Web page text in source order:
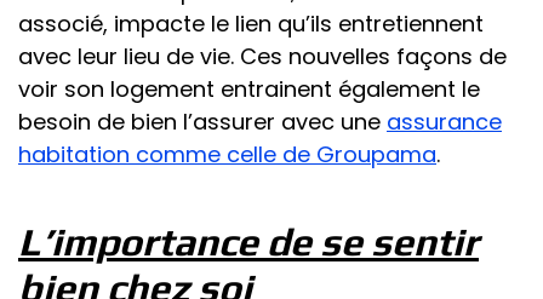
associé, impacte le lien qu’ils entretiennent
avec leur lieu de vie. Ces nouvelles façons de
voir son logement entrainent également le
besoin de bien l’assurer avec une assurance
habitation comme celle de Groupama.
L’importance de se sentir
bien chez soi